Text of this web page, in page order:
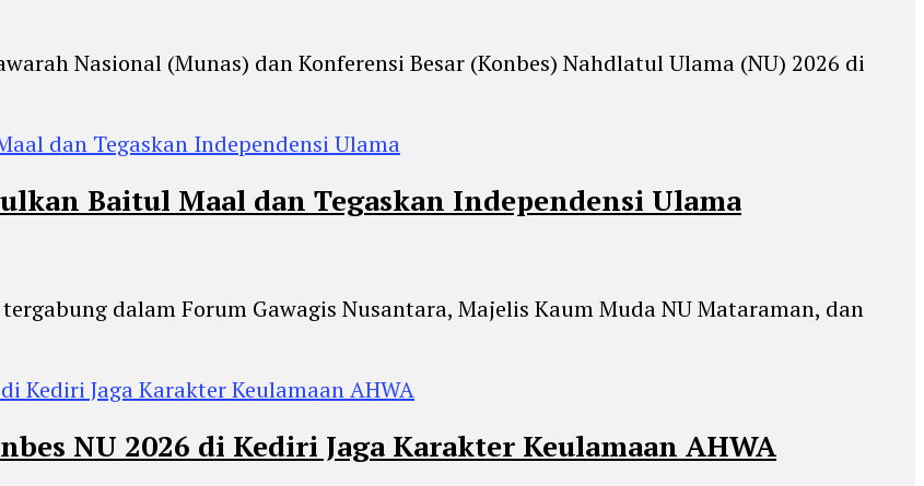
Nasional (Munas) dan Konferensi Besar (Konbes) Nahdlatul Ulama (NU) 2026 di
Baitul Maal dan Tegaskan Independensi Ulama
dalam Forum Gawagis Nusantara, Majelis Kaum Muda NU Mataraman, dan
NU 2026 di Kediri Jaga Karakter Keulamaan AHWA